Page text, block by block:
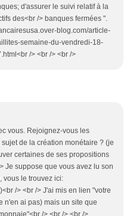
d'assurer le suivi relatif à la
des<br /> banques fermées ".
blog.com/article-
semaine-du-vendredi-18-
/> <br /> <br />
vous. Rejoignez-vous les
de la création monétaire ? (je
certaines de ses propositions
Je suppose que vous avez lu son
vous le trouvez ici:
/> <br /> J'ai mis en lien "votre
n'en ai pas) mais un site que
/> <br /> <br />